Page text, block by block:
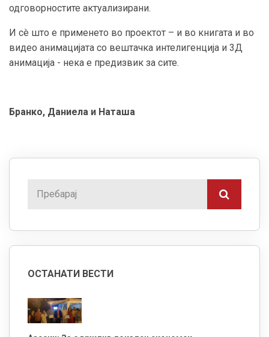
одговорностите актуализирани.
И сè што е применето во проектот – и во книгата и во
видео анимацијата со вештачка интелигенција и 3Д
анимација - нека е предизвик за сите.
Бранко, Даниела и Наташа
ОСТАНАТИ ВЕСТИ